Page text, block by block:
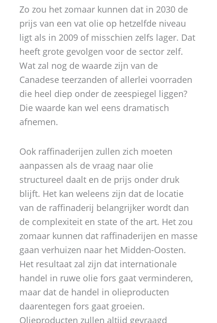
Zo zou het zomaar kunnen dat in 2030 de
prijs van een vat olie op hetzelfde niveau
ligt als in 2009 of misschien zelfs lager. Dat
heeft grote gevolgen voor de sector zelf.
Wat zal nog de waarde zijn van de
Canadese teerzanden of allerlei voorraden
die heel diep onder de zeespiegel liggen?
Die waarde kan wel eens dramatisch
afnemen.
Ook raffinaderijen zullen zich moeten
aanpassen als de vraag naar olie
structureel daalt en de prijs onder druk
blijft. Het kan weleens zijn dat de locatie
van de raffinaderij belangrijker wordt dan
de complexiteit en state of the art. Het zou
zomaar kunnen dat raffinaderijen en masse
gaan verhuizen naar het Midden-Oosten.
Het resultaat zal zijn dat internationale
handel in ruwe olie fors gaat verminderen,
maar dat de handel in olieproducten
daarentegen fors gaat groeien.
Olieproducten zullen altijd gevraagd